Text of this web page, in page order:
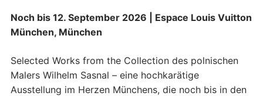
Noch bis 12. September 2026 | Espace Louis Vuitton
München, München
Selected Works from the Collection des polnischen
Malers Wilhelm Sasnal – eine hochkarätige
Ausstellung im Herzen Münchens, die noch bis in den